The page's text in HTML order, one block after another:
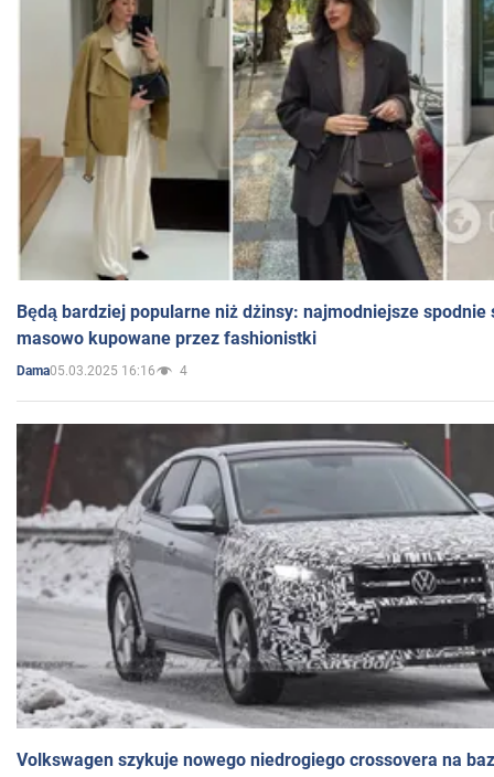
Będą bardziej popularne niż dżinsy: najmodniejsze spodnie
masowo kupowane przez fashionistki
Dama05.03.2025 16:16 4
Volkswagen szykuje nowego niedrogiego crossovera na